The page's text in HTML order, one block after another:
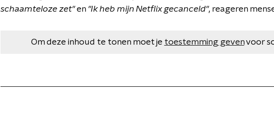
schaamteloze zet"en "Ik heb mijn Netflix gecanceld", reageren
Om deze inhoud te tonen moet je toestemming gevenvoor